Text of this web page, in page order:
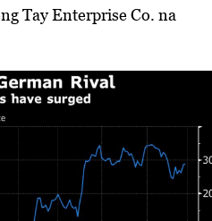
Tay Enterprise Co. na